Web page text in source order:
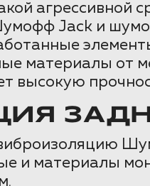
Jack и
материалы от
высокую
и материалы